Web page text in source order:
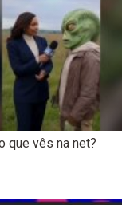
que vês na net?